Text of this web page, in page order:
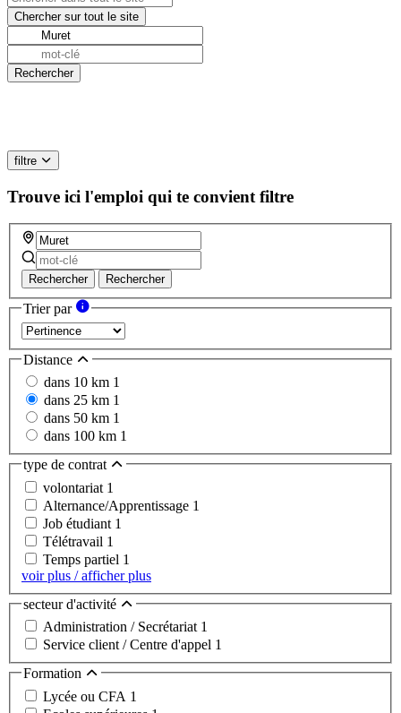
filtre
Trouve ici l'emploi qui te convient filtre
Rechercher Rechercher
Trier par
Distance
dans 10 km 1
dans 25 km 1
dans 50 km 1
dans 100 km 1
type de contrat
volontariat 1
Alternance/Apprentissage 1
Job étudiant 1
Télétravail 1
Temps partiel 1
voir plus / afficher plus
secteur d'activité
Administration / Secrétariat 1
Service client / Centre d'appel 1
Formation
Lycée ou CFA 1